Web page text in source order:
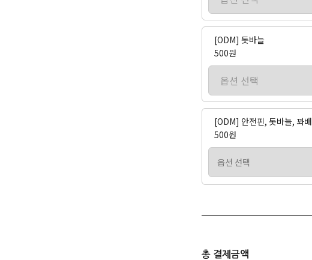
[ODM] 돗바늘
500원
[ODM] 안전핀, 돗바늘, 꽈
500원
총 결제금액